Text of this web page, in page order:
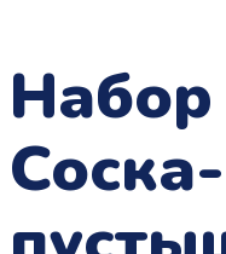
Соска-